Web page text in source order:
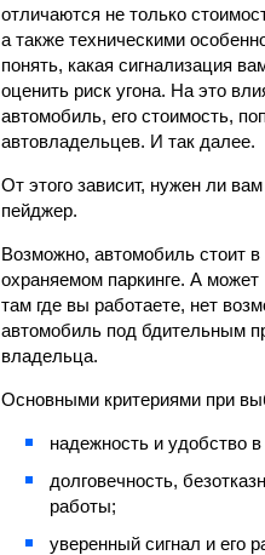
отличаются не только
а также техническими
понять, какая сигнализация
оценить риск угона. На это
автомобиль, его стоимость,
автовладельцев. И так далее.
От этого зависит, нужен ли
пейджер.
Возможно, автомобиль стоит
охраняемом паркинге. А
там где вы работаете, нет
автомобиль под бдительным
владельца.
Основными критериями при
надежность и удобство
долговечность,
работы;
уверенный сигнал и его